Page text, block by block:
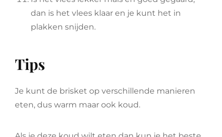
dan is het vlees klaar en je kunt het in
plakken snijden.
Tips
Je kunt de brisket op verschillende manieren
eten, dus warm maar ook koud.